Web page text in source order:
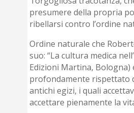
presumere della propria
ribellarsi contro l’ordine
Ordine naturale che
suo: “La cultura medica
Edizioni Martina, Bologna)
profondamente rispettato
antichi egizi, i quali
accettare pienamente la